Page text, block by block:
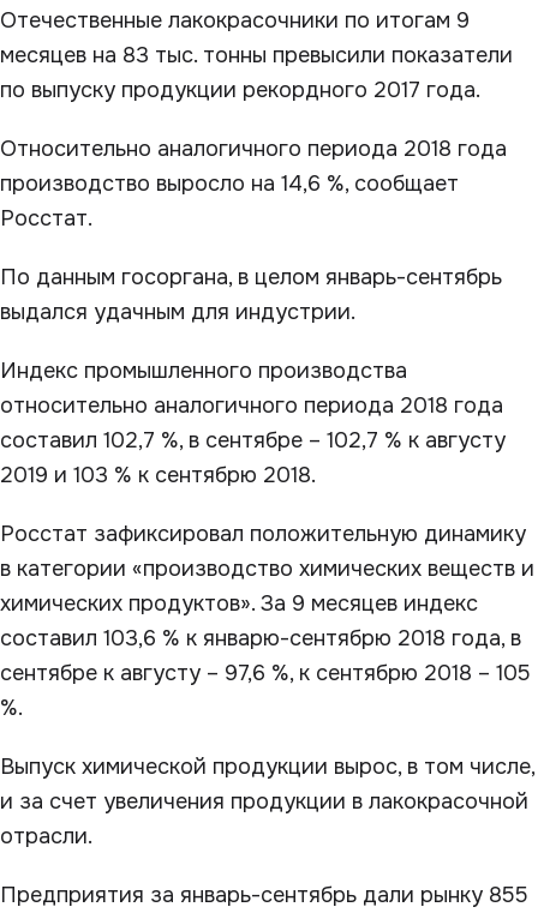
Отечественные лакокрасочники по итогам 9
месяцев на 83 тыс. тонны превысили показатели
по выпуску продукции рекордного 2017 года.
Относительно аналогичного периода 2018 года
производство выросло на 14,6 %, сообщает
Росстат.
По данным госоргана, в целом январь-сентябрь
выдался удачным для индустрии.
Индекс промышленного производства
относительно аналогичного периода 2018 года
составил 102,7 %, в сентябре – 102,7 % к августу
2019 и 103 % к сентябрю 2018.
Росстат зафиксировал положительную динамику
в категории «производство химических веществ и
химических продуктов». За 9 месяцев индекс
составил 103,6 % к январю-сентябрю 2018 года, в
сентябре к августу – 97,6 %, к сентябрю 2018 – 105
%.
Выпуск химической продукции вырос, в том числе,
и за счет увеличения продукции в лакокрасочной
отрасли.
Предприятия за январь-сентябрь дали рынку 855